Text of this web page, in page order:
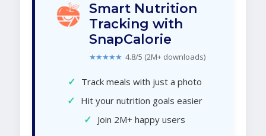
Smart Nutrition
Tracking with
SnapCalorie
★★★★★ 4.8/5 (2M+ downloads)
✓ Track meals with just a photo
✓ Hit your nutrition goals easier
✓ Join 2M+ happy users